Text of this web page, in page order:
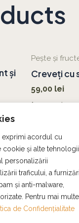
exprimi acordul cu
și alte tehnologii
personalizării
traficului, a
și anti-malware,
Pentru mai multe
de Confidențialitate
și
Pește și
Creveți cu
59,00 lei
[creveți,
usturoi,